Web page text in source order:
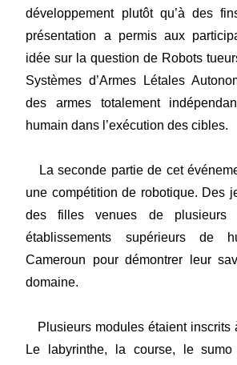
développement plutôt qu’à des
présentation a permis aux
idée sur la question de Robots
Systèmes d’Armes Létales
des armes totalement
humain dans l’exécution des cibles.
La seconde partie de cet
une compétition de robotique. Des
des filles venues de plusieurs
établissements supérieurs de
Cameroun pour démontrer leur
domaine.
Plusieurs modules étaient inscrits
Le labyrinthe, la course, le